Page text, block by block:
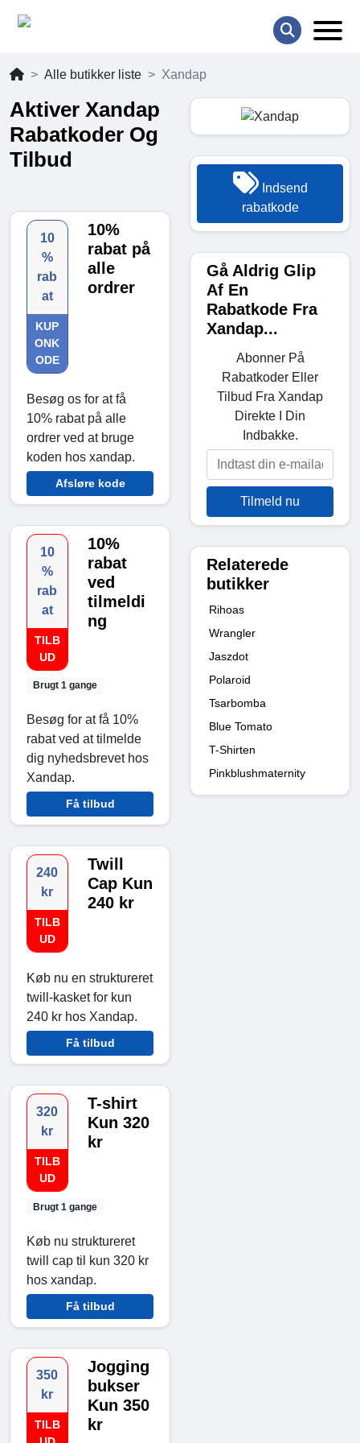
Alle butikker liste Xandap
Aktiver Xandap
Rabatkoder Og
Tilbud
10
%
rab
at
KUP
ONK
ODE
10%
rabat på
alle
ordrer
Besøg os for at få
10% rabat på alle
ordrer ved at bruge
koden hos xandap.
Afsløre kode
10
%
rab
at
TILB
UD
Brugt 1 gange
10%
rabat
ved
tilmeldi
ng
Besøg for at få 10%
rabat ved at tilmelde
dig nyhedsbrevet hos
Xandap.
Få tilbud
240
kr
TILB
UD
Twill
Cap Kun
240 kr
Køb nu en struktureret
twill-kasket for kun
240 kr hos Xandap.
Få tilbud
320
kr
TILB
UD
Brugt 1 gange
T-shirt
Kun 320
kr
Køb nu struktureret
twill cap til kun 320 kr
hos xandap.
Få tilbud
350
kr
TILB
Jogging
bukser
Kun 350
kr
Indsend
rabatkode
Gå Aldrig Glip
Af En
Rabatkode Fra
Xandap...
Abonner På
Rabatkoder Eller
Tilbud Fra Xandap
Direkte I Din
Indbakke.
Tilmeld nu
Relaterede
butikker
Rihoas
Wrangler
Jaszdot
Polaroid
Tsarbomba
Blue Tomato
T-Shirten
Pinkblushmaternity